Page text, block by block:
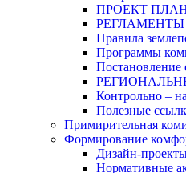
ПРОЕКТ
РЕГЛАМЕНТЫ
Правила
Программы
Постановление
Контрольно –
Полезные
Примирительная
Формирование
Дизайн-
Нормативные